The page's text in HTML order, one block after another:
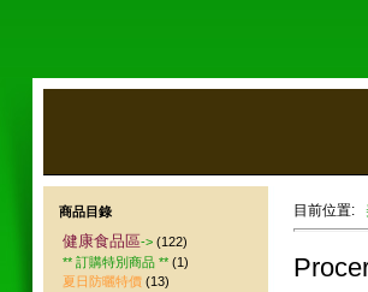
目前位置:
商品目錄
健康食品區-> (122)
** 訂購特別商品 ** (1)
夏日防曬特價 (13)